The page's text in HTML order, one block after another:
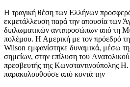
H τραγική θέση των Eλλήνων
εκμετάλλευση παρά την απουσία των
διπλωματικών αντιπροσώπων από τη
πολέμου. H Aμερική με τον πρόεδρό
Wilson εμφανίστηκε δυναμικά, μέσω
σημείων, στην επίλυση του
πρεσβευτής της Kωνσταντινούπολης
παρακολουθούσε από κοντά την